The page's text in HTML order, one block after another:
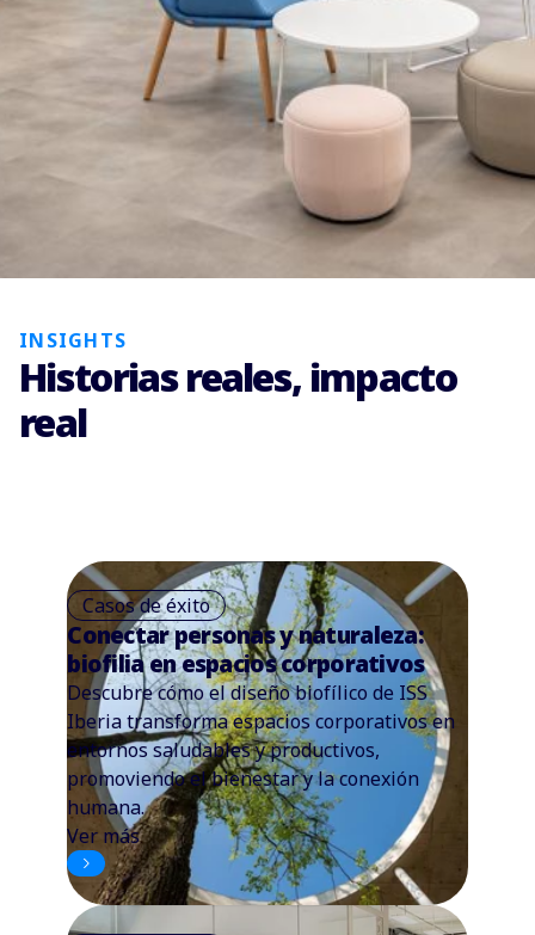
INSIGHTS
Historias reales, impacto
real
Casos de éxito
Conectar personas y naturaleza:
biofilia en espacios corporativos
Descubre cómo el diseño biofílico de ISS
Iberia transforma espacios corporativos en
entornos saludables y productivos,
promoviendo el bienestar y la conexión
humana.
Ver más